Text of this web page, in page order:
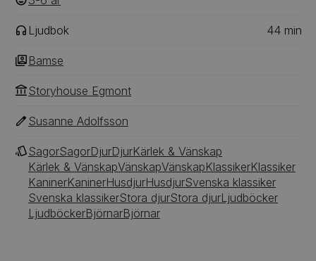
Ljudbok 44 min
Bamse
Storyhouse Egmont
Susanne Adolfsson
SagorSagorDjurDjurKärlek & Vänskap
Kärlek & VänskapVänskapVänskapKlassikerKlassiker
KaninerKaninerHusdjurHusdjurSvenska klassiker
Svenska klassikerStora djurStora djurLjudböcker
LjudböckerBjörnarBjörnar